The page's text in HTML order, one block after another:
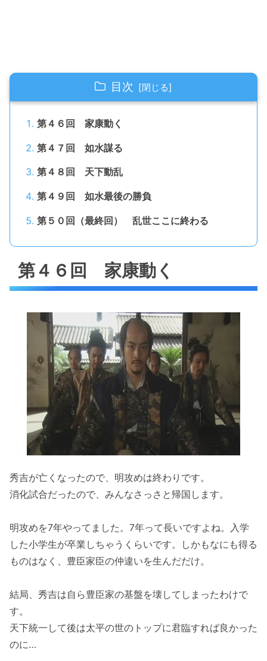
目次
第４６回 家康動く
第４７回 如水謀る
第４８回 天下動乱
第４９回 如水最後の勝負
第５０回（最終回） 乱世ここに終わる
第４６回 家康動く
秀吉が亡くなったので、明攻めは終わりです。
消化試合だったので、みんなさっさと帰国します。
明攻めを7年やってました。7年って長いですよね。入学
した小学生が卒業しちゃうくらいです。しかもなにも得る
ものはなく、豊臣家臣の仲違いを生んだだけ。
結局、秀吉は自ら豊臣家の基盤を壊してしまったわけで
す。
天下統一して後は太平の世のトップに君臨すれば良かった
のに…